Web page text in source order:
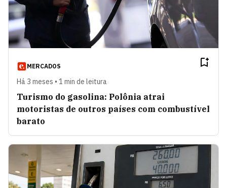
MERCADOS
Há 3 meses • 1 min de leitura
Turismo do gasolina: Polônia atrai
motoristas de outros países com combustível
barato